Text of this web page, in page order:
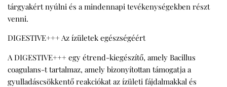
tárgyakért nyúlni és a mindennapi tevékenységekben részt
venni.
DIGESTIVE+++ Az ízületek egészségéért
A DIGESTIVE+++ egy étrend-kiegészítő, amely Bacillus
coagulans-t tartalmaz, amely bizonyítottan támogatja a
gyulladáscsökkentő reakciókat az ízületi fájdalmakkal és